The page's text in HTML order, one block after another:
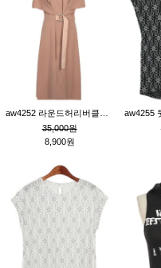
35,000원
8,900원